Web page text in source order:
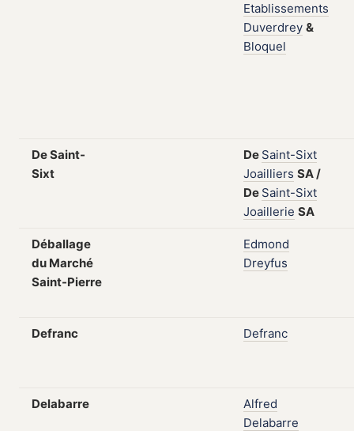
Etablissements
Duverdrey &
Bloquel
De Saint-
Sixt
De Saint-Sixt
Joailliers SA/
De Saint-Sixt
Joaillerie SA
Déballage
du Marché
Saint-Pierre
Edmond
Dreyfus
Defranc Defranc
Delabarre
Alfred
Delabarre